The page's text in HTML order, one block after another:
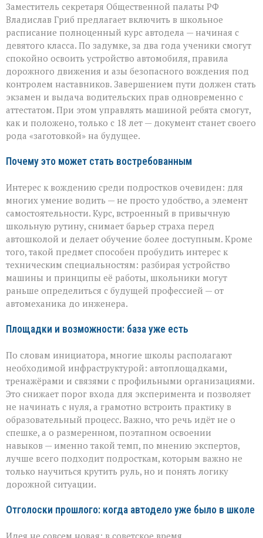
Заместитель секретаря Общественной палаты РФ
Владислав Гриб предлагает включить в школьное
расписание полноценный курс автодела — начиная с
девятого класса. По задумке, за два года ученики смогут
спокойно освоить устройство автомобиля, правила
дорожного движения и азы безопасного вождения под
контролем наставников. Завершением пути должен стать
экзамен и выдача водительских прав одновременно с
аттестатом. При этом управлять машиной ребята смогут,
как и положено, только с 18 лет — документ станет своего
рода «заготовкой» на будущее.
Почему это может стать востребованным
Интерес к вождению среди подростков очевиден: для
многих умение водить — не просто удобство, а элемент
самостоятельности. Курс, встроенный в привычную
школьную рутину, снимает барьер страха перед
автошколой и делает обучение более доступным. Кроме
того, такой предмет способен пробудить интерес к
техническим специальностям: разбирая устройство
машины и принципы её работы, школьники могут
раньше определиться с будущей профессией — от
автомеханика до инженера.
Площадки и возможности: база уже есть
По словам инициатора, многие школы располагают
необходимой инфраструктурой: автоплощадками,
тренажёрами и связями с профильными организациями.
Это снижает порог входа для эксперимента и позволяет
не начинать с нуля, а грамотно встроить практику в
образовательный процесс. Важно, что речь идёт не о
спешке, а о размеренном, поэтапном освоении
навыков — именно такой темп, по мнению экспертов,
лучше всего подходит подросткам, которым важно не
только научиться крутить руль, но и понять логику
дорожной ситуации.
Отголоски прошлого: когда автодело уже было в школе